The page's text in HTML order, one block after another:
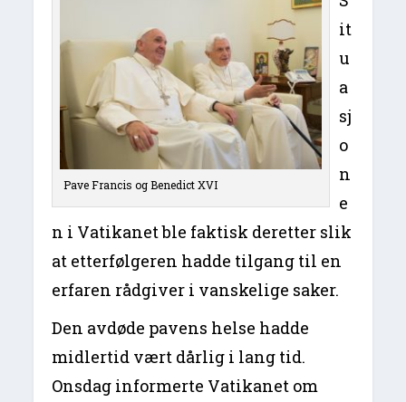
Pave Francis og Benedict XVI
it
u
a
sj
o
n
e
n i Vatikanet ble faktisk deretter slik
at etterfølgeren hadde tilgang til en
erfaren rådgiver i vanskelige saker.
Den avdøde pavens helse hadde
midlertid vært dårlig i lang tid.
Onsdag informerte Vatikanet om